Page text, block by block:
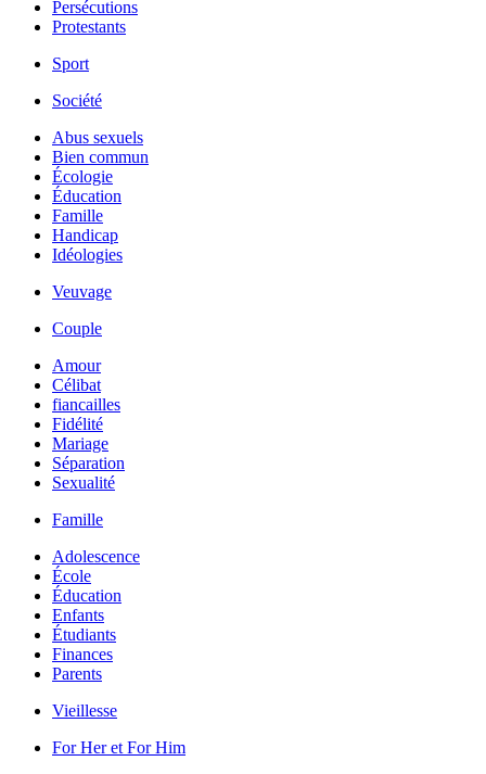
Persécutions
Protestants
Sport
Société
Abus sexuels
Bien commun
Écologie
Éducation
Famille
Handicap
Idéologies
Veuvage
Couple
Amour
Célibat
fiancailles
Fidélité
Mariage
Séparation
Sexualité
Famille
Adolescence
École
Éducation
Enfants
Étudiants
Finances
Parents
Vieillesse
For Her et For Him